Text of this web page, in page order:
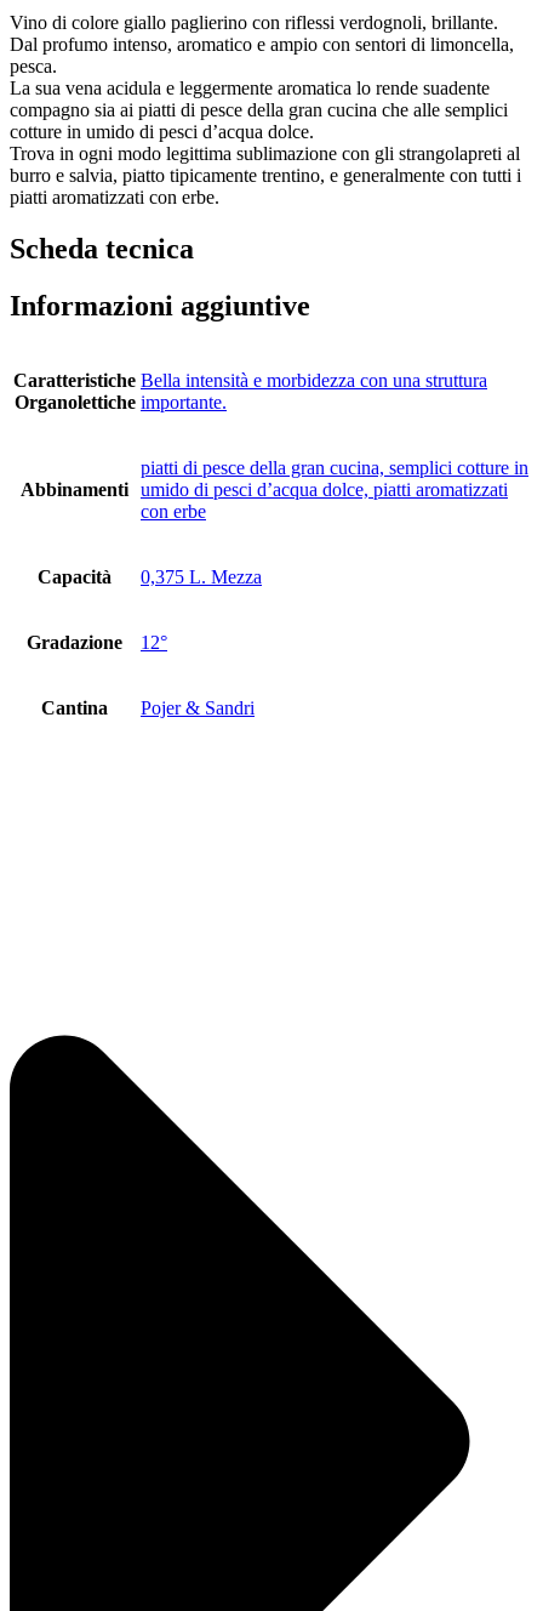
Vino di colore giallo paglierino con riflessi verdognoli, brillante.
Dal profumo intenso, aromatico e ampio con sentori di limoncella,
pesca.
La sua vena acidula e leggermente aromatica lo rende suadente
compagno sia ai piatti di pesce della gran cucina che alle semplici
cotture in umido di pesci d’acqua dolce.
Trova in ogni modo legittima sublimazione con gli strangolapreti al
burro e salvia, piatto tipicamente trentino, e generalmente con tutti i
piatti aromatizzati con erbe.
Scheda tecnica
Informazioni aggiuntive
Caratteristiche
Organolettiche
Bella intensità e morbidezza con una struttura
importante.
Abbinamenti
piatti di pesce della gran cucina, semplici cotture in
umido di pesci d’acqua dolce, piatti aromatizzati
con erbe
Capacità 0,375 L. Mezza
Gradazione 12°
Cantina Pojer & Sandri